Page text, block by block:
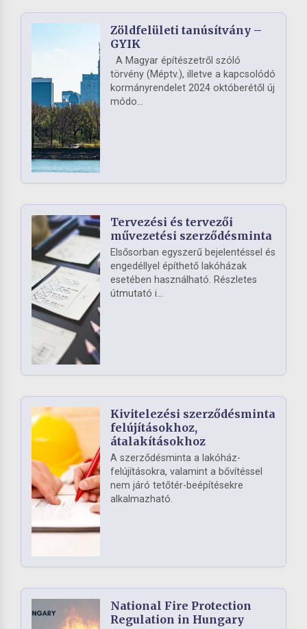
Zöldfelületi tanúsítvány –
GYIK
A Magyar építészetről szóló
törvény (Méptv.), illetve a kapcsolódó
kormányrendelet 2024 októberétől új
módo...
Tervezési és tervezői
művezetési szerződésminta
Elsősorban egyszerű bejelentéssel és
engedéllyel építhető lakóházak
esetében használható. Részletes
útmutató i...
Kivitelezési szerződésminta
felújításokhoz,
átalakításokhoz
A szerződésminta a lakóház-
felújításokra, valamint a bővítéssel
nem járó tetőtér-beépítésekre
alkalmazható.
National Fire Protection
Regulation in Hungary